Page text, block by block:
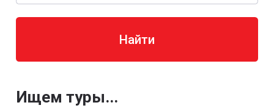
Найти
Ищем туры...